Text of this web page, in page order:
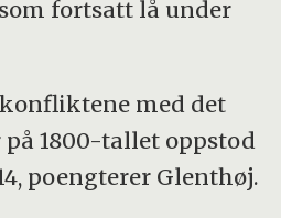
fortsatt lå under
med det
1800-tallet oppstod
poengterer Glenthøj.